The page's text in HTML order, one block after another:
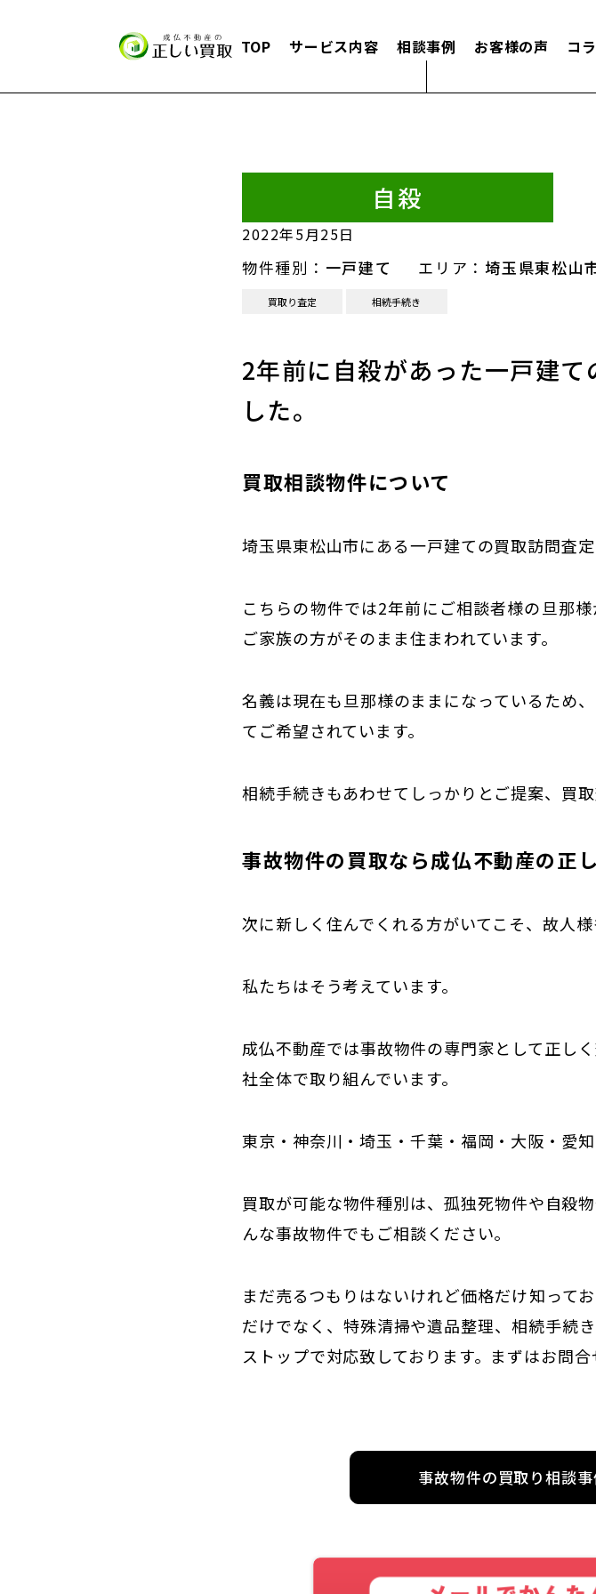
TOP サービス内容 相談事例 お客様の声 コ
自殺
2022年5月25日
物件種別： 一戸建て エリア：埼玉県東松山
買取り査定 相続手続き
2年前に自殺があった一戸建
した。
買取相談物件について
埼玉県東松山市にある一戸建ての買取訪問査定
こちらの物件では2年前にご相談者様の旦那
ご家族の方がそのまま住まわれています。
名義は現在も旦那様のままになっているため
てご希望されています。
相続手続きもあわせてしっかりとご提案、買
事故物件の買取なら成仏不動産の正
次に新しく住んでくれる方がいてこそ、故人様
私たちはそう考えています。
成仏不動産では事故物件の専門家として正し
社全体で取り組んでいます。
東京・神奈川・埼玉・千葉・福岡・大阪・愛知
買取が可能な物件種別は、孤独死物件や自殺
んな事故物件でもご相談ください。
まだ売るつもりはないけれど価格だけ知って
だけでなく、特殊清掃や遺品整理、相続手続
ストップで対応致しております。まずはお問合
事故物件の買取り相談